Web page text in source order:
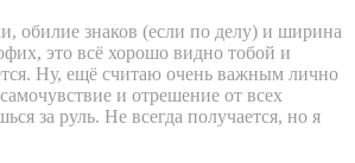
обилие знаков (если по делу) и ширина
это всё хорошо видно тобой и
Ну, ещё считаю очень важным лично
и отрешение от всех
за руль. Не всегда получается, но я